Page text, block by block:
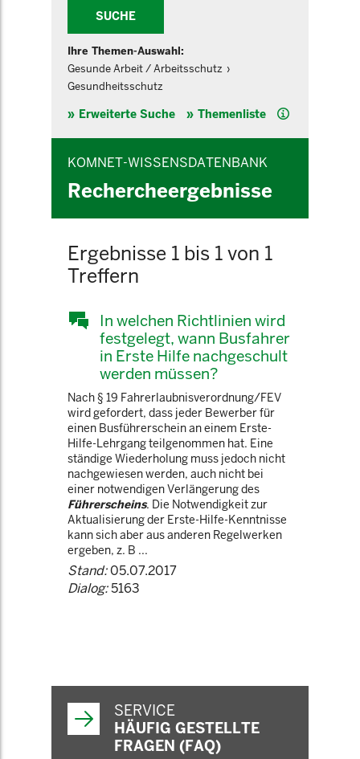
SUCHE
Ihre Themen-Auswahl:
Gesunde Arbeit / Arbeitsschutz
Gesundheitsschutz
Erweiterte Suche Themenliste Hilfe
KOMNET-WISSENSDATENBANK
Rechercheergebnisse
Ergebnisse 1 bis 1 von 1
Treffern
In welchen Richtlinien wird
festgelegt, wann Busfahrer
in Erste Hilfe nachgeschult
werden müssen?
Nach § 19 Fahrerlaubnisverordnung/FEV
wird gefordert, dass jeder Bewerber für
einen Busführerschein an einem Erste-
Hilfe-Lehrgang teilgenommen hat. Eine
ständige Wiederholung muss jedoch nicht
nachgewiesen werden, auch nicht bei
einer notwendigen Verlängerung des
Führerscheins. Die Notwendigkeit zur
Aktualisierung der Erste-Hilfe-Kenntnisse
kann sich aber aus anderen Regelwerken
ergeben, z. B ...
Stand:05.07.2017
Dialog:5163
SERVICE
HÄUFIG GESTELLTE
FRAGEN (FAQ)